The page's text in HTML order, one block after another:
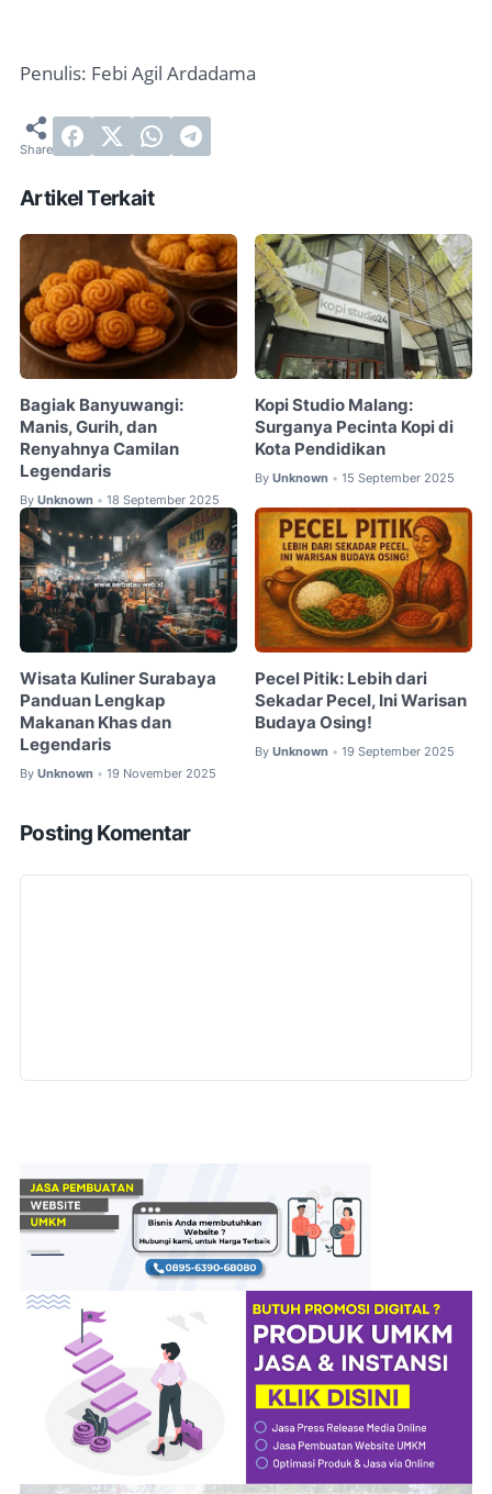
Penulis: Febi Agil Ardadama
Artikel Terkait
Bagiak Banyuwangi:
Manis, Gurih, dan
Renyahnya Camilan
Legendaris
By Unknown • 18 September 2025
Kopi Studio Malang:
Surganya Pecinta Kopi di
Kota Pendidikan
By Unknown • 15 September 2025
Wisata Kuliner Surabaya
Panduan Lengkap
Makanan Khas dan
Legendaris
By Unknown • 19 November 2025
Pecel Pitik: Lebih dari
Sekadar Pecel, Ini Warisan
Budaya Osing!
By Unknown • 19 September 2025
Posting Komentar